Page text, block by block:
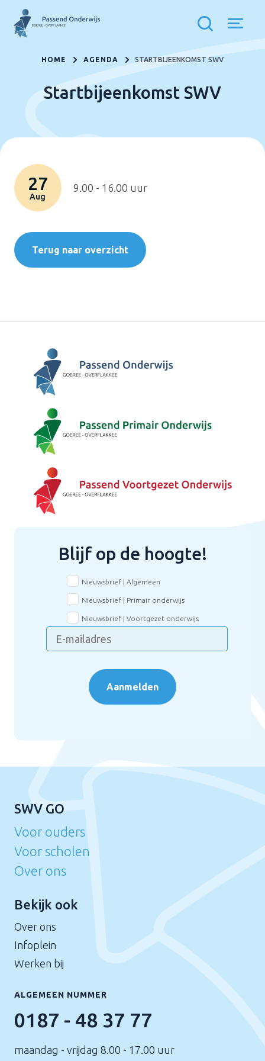
HOME AGENDA STARTBIJEENKOMST SWV
Startbijeenkomst SWV
27
Aug
9.00 - 16.00 uur
Terug naar overzicht
Blijf op de hoogte!
Aanmelden
Nieuwsbrief | Algemeen
Nieuwsbrief | Primair onderwijs
Nieuwsbrief | Voortgezet onderwijs
SWV GO
Voor ouders
Voor scholen
Over ons
Bekijk ook
Over ons
Infoplein
Werken bij
ALGEMEEN NUMMER
0187 - 48 37 77
maandag - vrijdag 8.00 - 17.00 uur